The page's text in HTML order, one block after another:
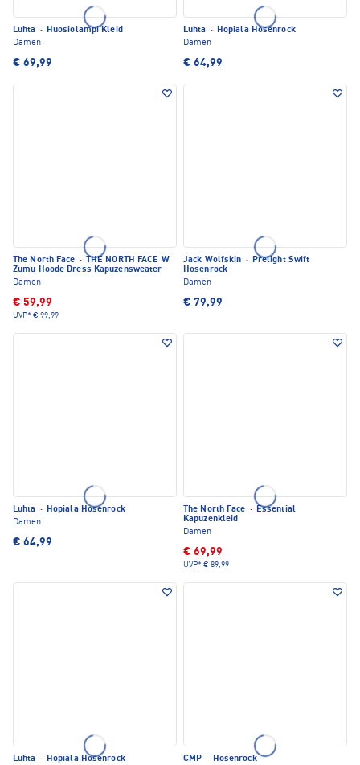
Luhta · Huosiolampi Kleid
Damen
€ 69,99
Luhta · Hopiala Hosenrock
Damen
€ 64,99
The North Face ·
THE NORTH FACE W
Zumu Hoode Dress Kapuzensweater
Damen
€ 59,99
UVP* € 99,99
Jack Wolfskin · Prelight Swift
Hosenrock
Damen
€ 79,99
Luhta · Hopiala Hosenrock
Damen
€ 64,99
The North Face · Essential
Kapuzenkleid
Damen
€ 69,99
UVP* € 89,99
Luhta · Hopiala Hosenrock
CMP ·
Hosenrock